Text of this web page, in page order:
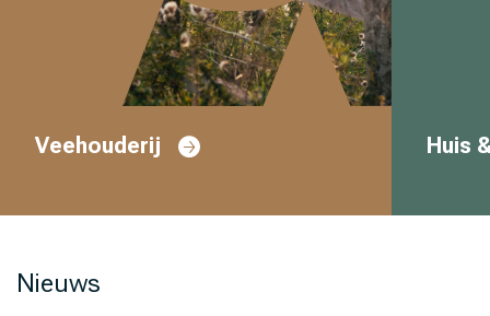
Veehouderij Huis
Nieuws